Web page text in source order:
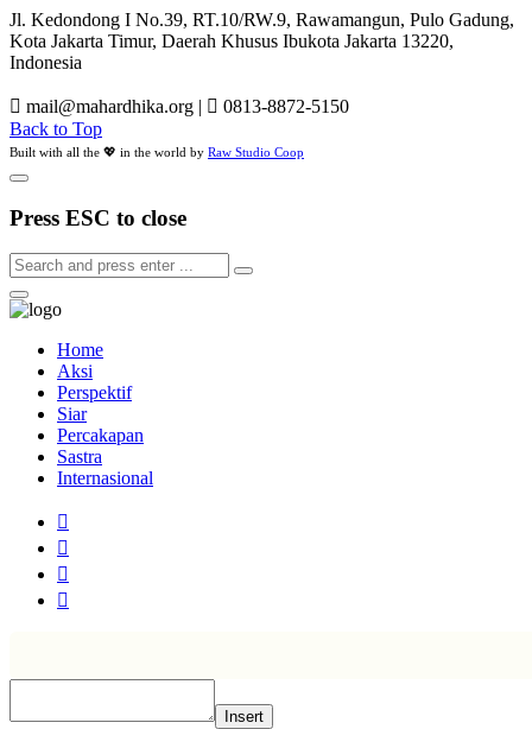
Jl. Kedondong I No.39, RT.10/RW.9, Rawamangun, Pulo Gadung,
Kota Jakarta Timur, Daerah Khusus Ibukota Jakarta 13220,
Indonesia
mail@mahardhika.org |
0813-8872-5150
Back to Top
Built with all the 💖 in the world by Raw Studio Coop
Press ESC to close
Home
Aksi
Perspektif
Siar
Percakapan
Sastra
Internasional
Insert